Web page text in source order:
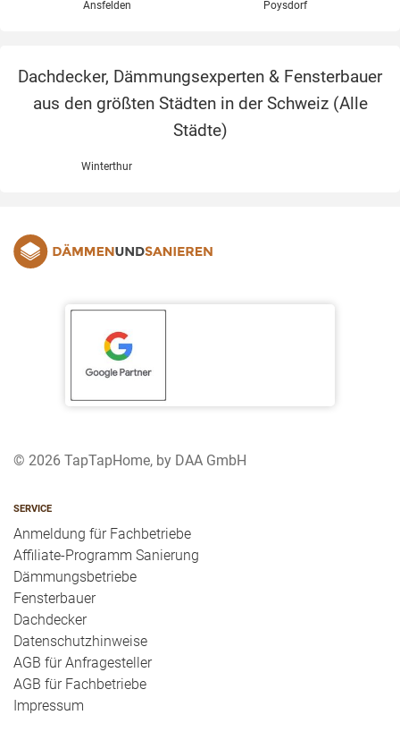
Ansfelden
Poysdorf
Dachdecker, Dämmungsexperten & Fensterbauer
aus den größten Städten in der Schweiz (Alle
Städte)
Winterthur
© 2026 TapTapHome, by DAA GmbH
SERVICE
Anmeldung für Fachbetriebe
Affiliate-Programm Sanierung
Dämmungsbetriebe
Fensterbauer
Dachdecker
Datenschutzhinweise
AGB für Anfragesteller
AGB für Fachbetriebe
Impressum